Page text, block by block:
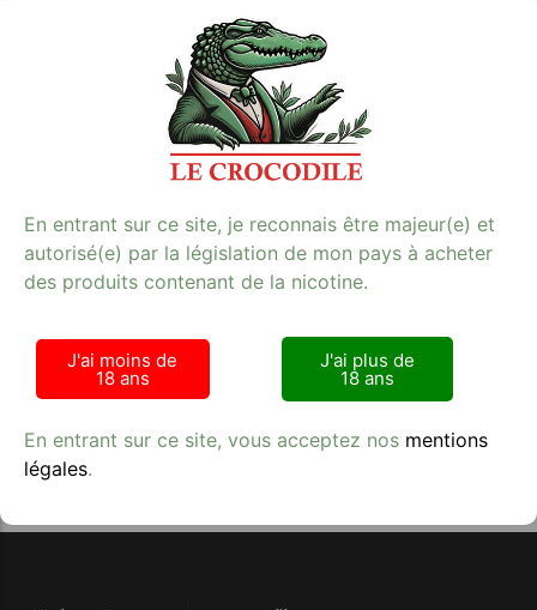
une e-cigarette de qualité avec une teneur en nicotine
de 11 mg. Ce produit offre un goût frais et léger de fruit
subtilement sucré, évoquant la poire ou le melon.
Parfait pour les amateurs de sensations fruitées, cet e-
liquide de 10 ml est idéal pour une vape agréable et
savoureuse. Retrouvez ce produit et bien d’autres dans
notre catégorie e-cigarette sur notre site. Profitez
**Mots-clés:** e-cigarette, tabac, qualité
Avis clients
En entrant sur ce site, je reconnais être majeur(e) et
autorisé(e) par la législation de mon pays à acheter
des produits contenant de la nicotine.
J'ai moins de
18 ans
J'ai plus de
18 ans
En entrant sur ce site, vous acceptez nos mentions
légales.